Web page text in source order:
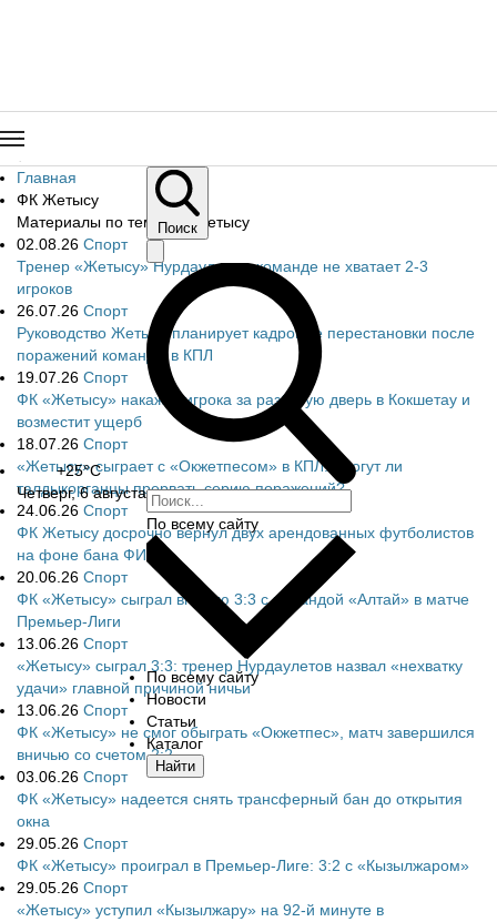
+25°C
Четверг, 6 августа
Поиск
По всему сайту
По всему сайту
Новости
Статьи
Каталог
Найти
Главная
ФК Жетысу
Материалы по теме ФК Жетысу
02.08.26 Спорт
Тренер «Жетысу» Нурдаулетов: команде не хватает 2-3
игроков
26.07.26 Спорт
Руководство Жетысу планирует кадровые перестановки после
поражений команды в КПЛ
19.07.26 Спорт
ФК «Жетысу» накажет игрока за разбитую дверь в Кокшетау и
возместит ущерб
18.07.26 Спорт
«Жетысу» сыграет с «Окжетпесом» в КПЛ: смогут ли
талдыкорганцы прервать серию поражений?
24.06.26 Спорт
ФК Жетысу досрочно вернул двух арендованных футболистов
на фоне бана ФИФА
20.06.26 Спорт
ФК «Жетысу» сыграл вничью 3:3 с командой «Алтай» в матче
Премьер-Лиги
13.06.26 Спорт
«Жетысу» сыграл 3:3: тренер Нурдаулетов назвал «нехватку
удачи» главной причиной ничьи
13.06.26 Спорт
ФК «Жетысу» не смог обыграть «Окжетпес», матч завершился
вничью со счетом 2:2
03.06.26 Спорт
ФК «Жетысу» надеется снять трансферный бан до открытия
окна
29.05.26 Спорт
ФК «Жетысу» проиграл в Премьер-Лиге: 3:2 с «Кызылжаром»
29.05.26 Спорт
«Жетысу» уступил «Кызылжару» на 92-й минуте в